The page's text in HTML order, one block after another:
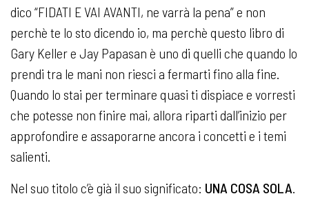
dico “FIDATI E VAI AVANTI, ne varrà la pena” e non
perchè te lo sto dicendo io, ma perchè questo libro di
Gary Keller e Jay Papasan è uno di quelli che quando lo
prendi tra le mani non riesci a fermarti fino alla fine.
Quando lo stai per terminare quasi ti dispiace e vorresti
che potesse non finire mai, allora riparti dall’inizio per
approfondire e assaporarne ancora i concetti e i temi
salienti.
Nel suo titolo c’è già il suo significato: UNA COSA SOLA.